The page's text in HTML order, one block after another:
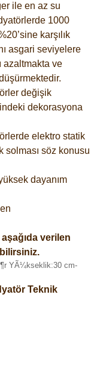
ile en az su
1000
karşılık
asgari seviyelere
azaltmakta ve
değişik
dekorasyona
elektro statik
solması söz konusu
dayanım
verilen
Teknik